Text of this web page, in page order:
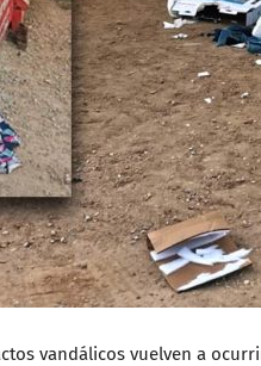
vandálicos vuelven a